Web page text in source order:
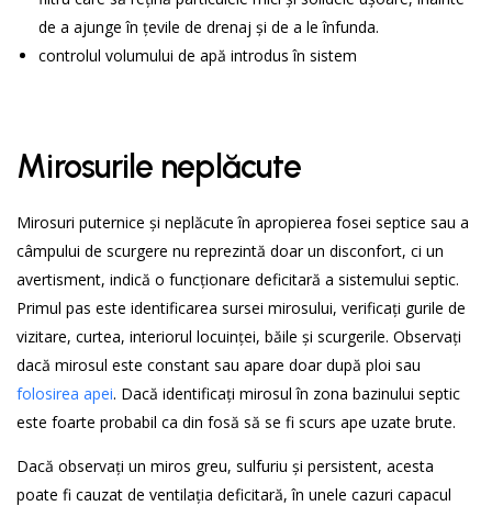
de a ajunge în țevile de drenaj și de a le înfunda.
controlul volumului de apă introdus în sistem
Mirosurile neplăcute
Mirosuri puternice și neplăcute în apropierea fosei septice sau a
câmpului de scurgere nu reprezintă doar un disconfort, ci un
avertisment, indică o funcționare deficitară a sistemului septic.
Primul pas este identificarea sursei mirosului, verificați gurile de
vizitare, curtea, interiorul locuinței, băile și scurgerile. Observați
dacă mirosul este constant sau apare doar după ploi sau
folosirea apei. Dacă identificați mirosul în zona bazinului septic
este foarte probabil ca din fosă să se fi scurs ape uzate brute.
Dacă observați un miros greu, sulfuriu și persistent, acesta
poate fi cauzat de ventilația deficitară, în unele cazuri capacul